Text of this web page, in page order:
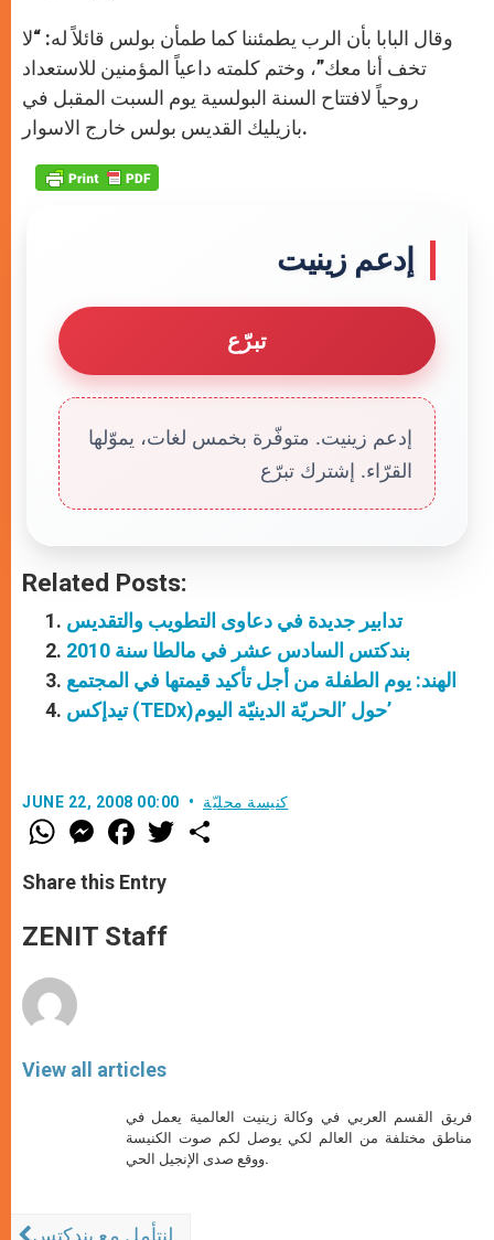
وقال البابا بأن الرب يطمئننا كما طمأن بولس قائلاً له: “لا
تخف أنا معك”، وختم كلمته داعياً المؤمنين للاستعداد
روحياً لافتتاح السنة البولسية يوم السبت المقبل في
بازيليك القديس بولس خارج الاسوار.
إدعم زينيت
تبرّع
إدعم زينيت. متوفّرة بخمس لغات، يموّلها
القرّاء. إشترك تبرّع
Related Posts:
تدابير جديدة في دعاوى التطويب والتقديس
بندكتس السادس عشر في مالطا سنة 2010
الهند: يوم الطفلة من أجل تأكيد قيمتها في المجتمع
تيدإكس (TEDx)حول ’الحريّة الدينيّة اليوم’
JUNE 22, 2008 00:00 كنيسة محليّة
W
h
t
s
p
p
M
e
s
e
g
e
F
a
e
b
o
k
w
Share this Entry
ZENIT Staff
View all articles
فريق القسم العربي في وكالة زينيت العالمية يعمل في
مناطق مختلفة من العالم لكي يوصل لكم صوت الكنيسة
ووقع صدى الإنجيل الحي.
لنتأمل مع بندكتس